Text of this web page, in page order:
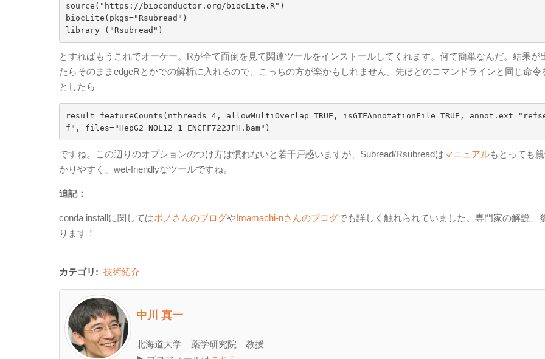
source("https://bioconductor.org/biocLite.R")
biocLite(pkgs="Rsubread")
とすればもうこれでオーケー。Rが全て面倒を見て関連ツールをインストールしてくれます。何て簡単なんだ。結果が
たらそのままedgeRとかでの解析に入れるので、こっちの方が楽かもしれません。先ほどのコマンドラインと同じ命令
としたら
result=featureCounts(nthreads=4, allowMultiOverlap=TRUE, isGTFAnnotationFile=TRUE,
f", files="HepG2_NOL12_1_ENCFF722JFH.bam")
ですね。この辺りのオプションのつけ方は慣れないと若干戸惑いますが、Subread/Rsubreadはマニュアルもとっても
かりやすく、wet-friendlyなツールですね。
追記：
conda installに関してはボノ さんのブログやImamachi-nさんのブログでも詳しく触れられていました。専門家の解説、
ります！
カテゴリ: 技術紹介
中川 真一
北海道大学 薬学研究院 教授